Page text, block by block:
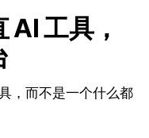
AI 工具，
，而不是一个什么都